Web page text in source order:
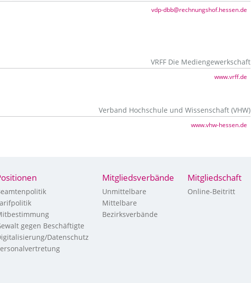
vdp-dbb@rechnungshof.hessen.de
VRFF Die Mediengewerkschaft
www.vrff.de
Verband Hochschule und Wissenschaft (VHW)
www.vhw-hessen.de
gegen Beschäftigte
Datenschutz
Mitgliedsverbände
Unmittelbare
Mittelbare
Bezirksverbände
Mitgliedschaft
Online-Beitritt